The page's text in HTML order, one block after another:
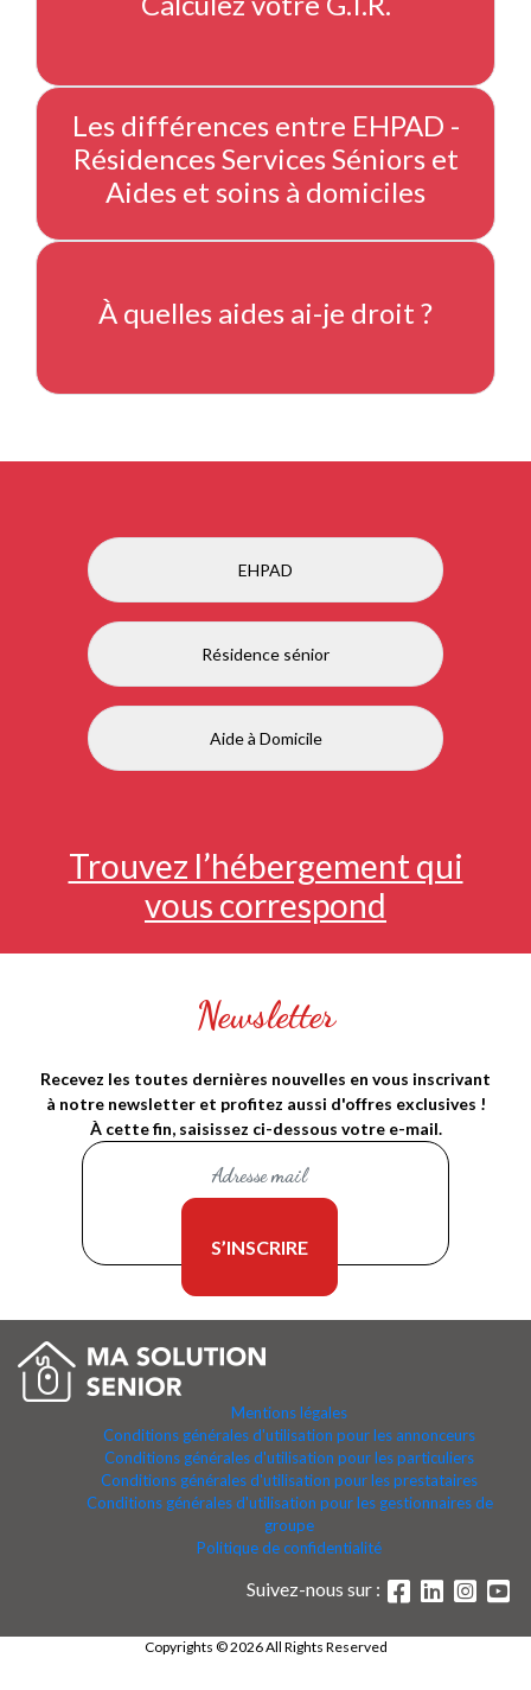
Les différences entre EHPAD -
Résidences Services Séniors et
Aides et soins à domiciles
À quelles aides ai-je droit ?
EHPAD
Résidence sénior
Aide à Domicile
Trouvez l’hébergement qui
vous correspond
Newsletter
Recevez les toutes dernières nouvelles en vous inscrivant
à notre newsletter et profitez aussi d'offres exclusives !
À cette fin, saisissez ci-dessous votre e-mail.
Mentions légales
Conditions générales d'utilisation pour les annonceurs
Conditions générales d'utilisation pour les particuliers
Conditions générales d'utilisation pour les prestataires
Conditions générales d'utilisation pour les gestionnaires de
groupe
Politique de confidentialité
Suivez-nous sur :
Copyrights © 2026 All Rights Reserved